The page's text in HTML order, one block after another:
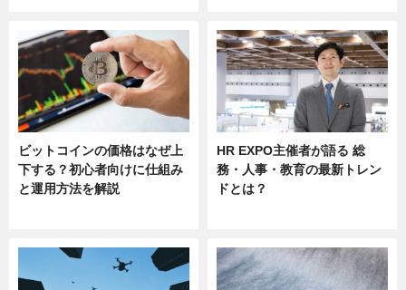
ビットコインの価格はなぜ上
下する？初心者向けに仕組み
と運用方法を解説
HR EXPO主催者が語る 総
務・人事・教育の最新トレン
ドとは？